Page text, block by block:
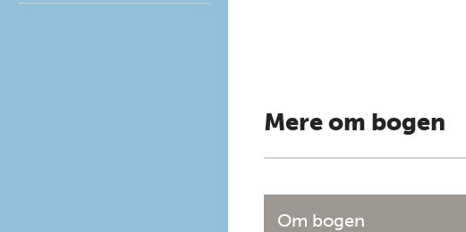
Mere om bogen
Om bogen